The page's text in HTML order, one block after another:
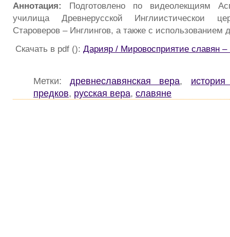
Аннотация: Подготовлено по видеолекщиям
училища Древнерусской Инглиистическои
Староверов – Инглингов, а также с использованием
Скачать в pdf (): Дарияр / Мировосприятие
Метки:древнеславянская вера,
предков, русская вера, славяне